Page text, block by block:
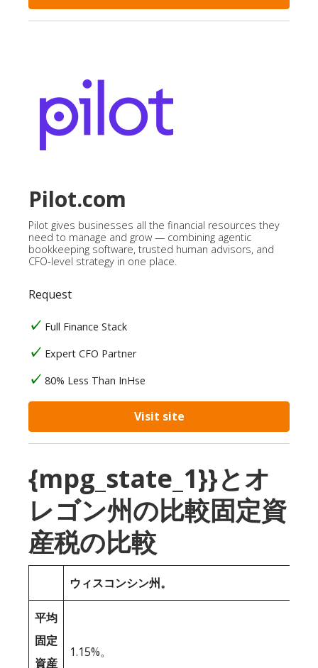
Pilot.com
Pilot gives businesses all the financial resources they
need to manage and grow — combining agentic
bookkeeping software, trusted human advisors, and
CFO-level strategy in one place.
Request
Full Finance Stack
Expert CFO Partner
80% Less Than InHse
Visit site
{mpg_state_1}}とオ
レゴン州の比較固定資
産税の比較
ウィスコンシン州。
平均
固定
資産
1.15%。